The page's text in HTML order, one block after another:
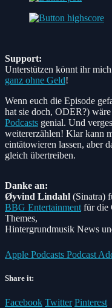
Support:
Unterstützen könnt ihr
ganz ohne Geld!
Wenn euch die Episode
hat sie doch, ODER?)
Podcasts genial. Und
weitererzählen! Klar kann
eintätowieren lassen, aber
gleich übertreiben.
Danke an:
Øyvind Lindahl (Sinatra)
BBG Entertainment für die
Themes,
Hintergrundmusik News
Apple Podcasts Podcast
Share it:
Facebook Twitter Pinterest